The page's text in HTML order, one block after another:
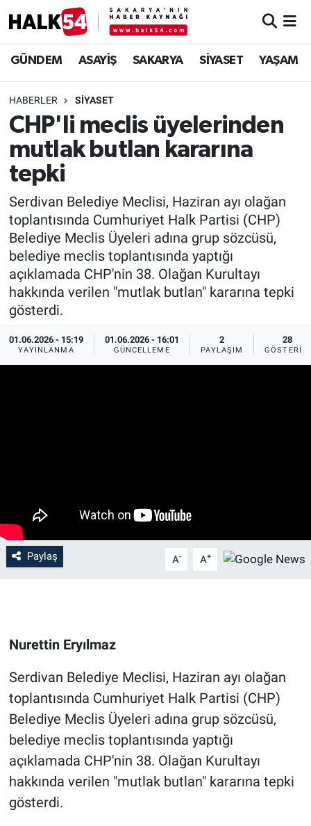
GÜNDEM ASAYİŞ SAKARYA SİYASET YAŞAM
HABERLER SİYASET
CHP'li meclis üyelerinden
mutlak butlan kararına
tepki
Serdivan Belediye Meclisi, Haziran ayı olağan
toplantısında Cumhuriyet Halk Partisi (CHP)
Belediye Meclis Üyeleri adına grup sözcüsü,
belediye meclis toplantısında yaptığı
açıklamada CHP'nin 38. Olağan Kurultayı
hakkında verilen "mutlak butlan" kararına tepki
gösterdi.
01.06.2026 - 15:19
YAYINLANMA
01.06.2026 - 16:01
GÜNCELLEME
2
PAYLAŞIM
28
GÖSTERIM
Paylaş A- A+
Nurettin Eryılmaz
Serdivan Belediye Meclisi, Haziran ayı olağan
toplantısında Cumhuriyet Halk Partisi (CHP)
Belediye Meclis Üyeleri adına grup sözcüsü,
belediye meclis toplantısında yaptığı
açıklamada CHP'nin 38. Olağan Kurultayı
hakkında verilen "mutlak butlan" kararına tepki
gösterdi.
GÜNDEM
YAŞAM
SAKARYA
SİYASET
EKONOMİ
SOKAK RÖPORTAJLARI
SPOR
EĞİTİM
Adapazarı Nöbetçi Eczaneler
Adapazarı Trafik Yoğunluk Haritası
Süper Lig Puan Durumu ve Fikstür
Tüm Manşetler
Son Dakika Haberleri
Haber Arşivi